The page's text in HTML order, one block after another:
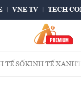
VNE TV TECH
TẾ SỐKINH TẾ XANH